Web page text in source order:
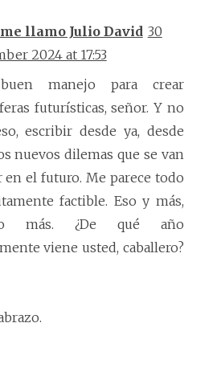
llamo Julio David 30
2024 at 17:53
manejo para crear
futurísticas, señor. Y no
escribir desde ya, desde
nuevos dilemas que se van
en el futuro. Me parece todo
factible. Eso y más,
más. ¿De qué año
viene usted, caballero?